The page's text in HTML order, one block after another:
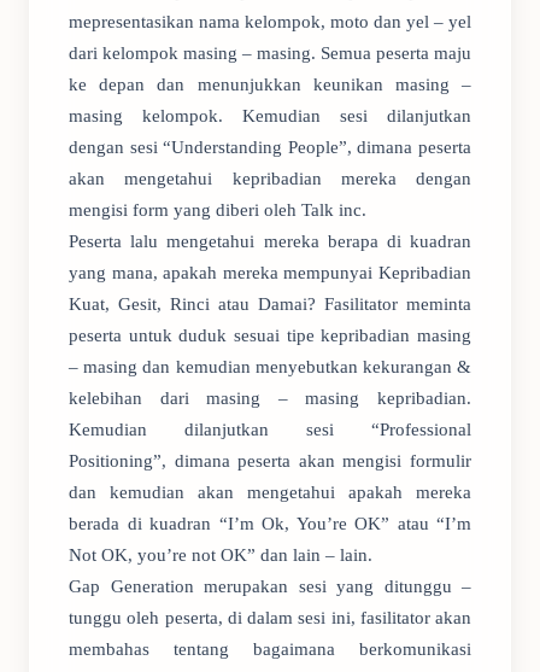
mepresentasikan nama kelompok, moto dan yel – yel
dari kelompok masing – masing. Semua peserta maju
ke depan dan menunjukkan keunikan masing –
masing kelompok. Kemudian sesi dilanjutkan
dengan sesi “Understanding People”, dimana peserta
akan mengetahui kepribadian mereka dengan
mengisi form yang diberi oleh Talk inc.
Peserta lalu mengetahui mereka berapa di kuadran
yang mana, apakah mereka mempunyai Kepribadian
Kuat, Gesit, Rinci atau Damai? Fasilitator meminta
peserta untuk duduk sesuai tipe kepribadian masing
– masing dan kemudian menyebutkan kekurangan &
kelebihan dari masing – masing kepribadian.
Kemudian dilanjutkan sesi “Professional
Positioning”, dimana peserta akan mengisi formulir
dan kemudian akan mengetahui apakah mereka
berada di kuadran “I’m Ok, You’re OK” atau “I’m
Not OK, you’re not OK” dan lain – lain.
Gap Generation merupakan sesi yang ditunggu –
tunggu oleh peserta, di dalam sesi ini, fasilitator akan
membahas tentang bagaimana berkomunikasi